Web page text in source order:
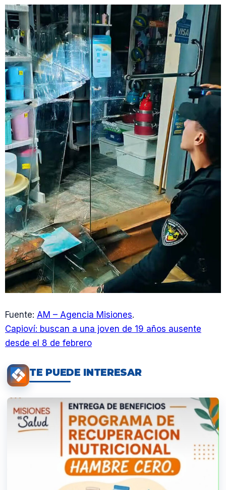
Fuente: AM – Agencia Misiones.
Capioví: buscan a una joven de 19 años ausente
desde el 8 de febrero
TE PUEDE INTERESAR